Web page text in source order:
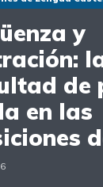
y
de
en las